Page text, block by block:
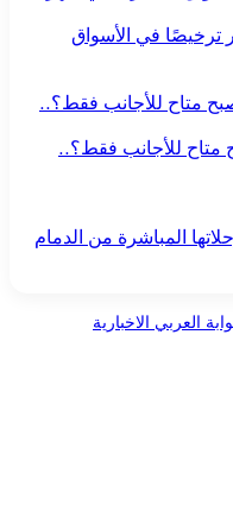
ترخيصًا في الأسواق
متاح للأجانب فقط؟..
المباشرة من الدمام
العربي الاخبارية